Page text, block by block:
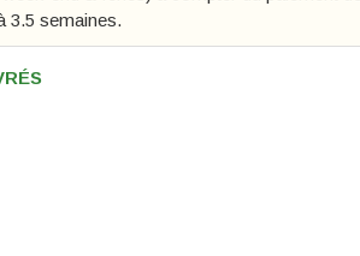
3.5 semaines.